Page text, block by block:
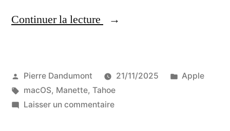
Continuer la lecture
« Empêcher
PlayStation
ou
Publié
par
Pierre Dandumont 21/11/2025
Publié
Apple
Étiquettes :
macOS, Manette, Tahoe
Laisser un commentairesur